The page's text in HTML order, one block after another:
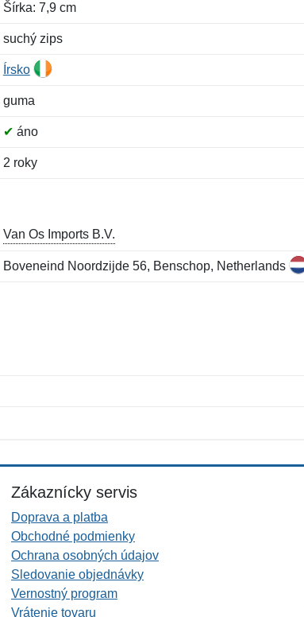
Šírka: 7,9 cm
suchý zips
Írsko
guma
✔ áno
2 roky
Van Os Imports B.V.
Boveneind Noordzijde 56, Benschop, Netherlands
Zákaznícky servis
Doprava a platba
Obchodné podmienky
Ochrana osobných údajov
Sledovanie objednávky
Vernostný program
Vrátenie tovaru